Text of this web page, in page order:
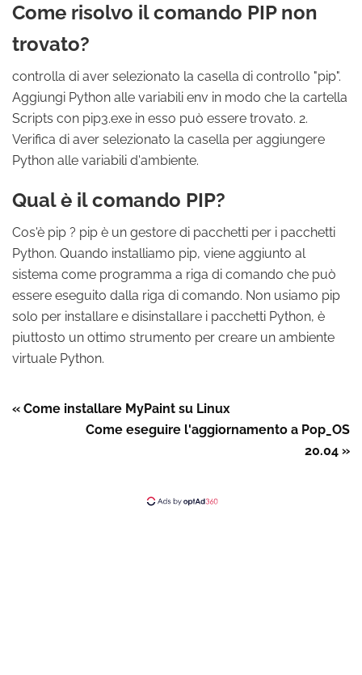
Come risolvo il comando PIP non
trovato?
controlla di aver selezionato la casella di controllo "pip".
Aggiungi Python alle variabili env in modo che la cartella
Scripts con pip3.exe in esso può essere trovato. 2.
Verifica di aver selezionato la casella per aggiungere
Python alle variabili d'ambiente.
Qual è il comando PIP?
Cos'è pip ? pip è un gestore di pacchetti per i pacchetti
Python. Quando installiamo pip, viene aggiunto al
sistema come programma a riga di comando che può
essere eseguito dalla riga di comando. Non usiamo pip
solo per installare e disinstallare i pacchetti Python, è
piuttosto un ottimo strumento per creare un ambiente
virtuale Python.
« Come installare MyPaint su Linux
Come eseguire l'aggiornamento a Pop_OS
20.04 »